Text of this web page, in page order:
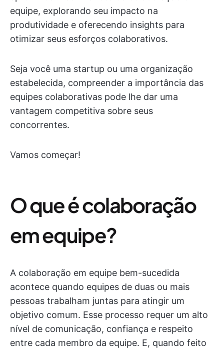
equipe, explorando seu impacto na
produtividade e oferecendo insights para
otimizar seus esforços colaborativos.
Seja você uma startup ou uma organização
estabelecida, compreender a importância das
equipes colaborativas pode lhe dar uma
vantagem competitiva sobre seus
concorrentes.
Vamos começar!
O que é colaboração
em equipe?
A colaboração em equipe bem-sucedida
acontece quando equipes de duas ou mais
pessoas trabalham juntas para atingir um
objetivo comum. Esse processo requer um alto
nível de comunicação, confiança e respeito
entre cada membro da equipe. E, quando feito